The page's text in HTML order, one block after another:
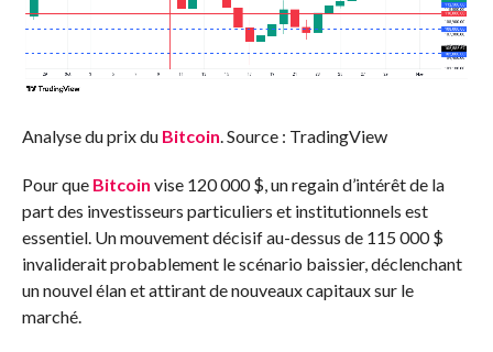
Analyse du prix du Bitcoin. Source : TradingView
Pour que Bitcoin vise 120 000 $, un regain d’intérêt de la
part des investisseurs particuliers et institutionnels est
essentiel. Un mouvement décisif au-dessus de 115 000 $
invaliderait probablement le scénario baissier, déclenchant
un nouvel élan et attirant de nouveaux capitaux sur le
marché.